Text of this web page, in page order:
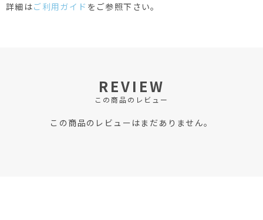
詳細はご利用ガイド をご参照下さい。
REVIEW
この商品のレビュー
この商品のレビューはまだありません。